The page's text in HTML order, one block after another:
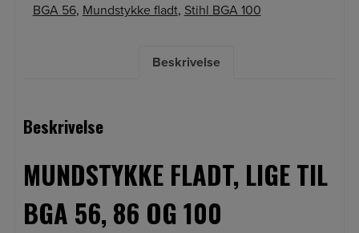
BGA 56, Mundstykke fladt, Stihl BGA 100
Beskrivelse
Beskrivelse
MUNDSTYKKE FLADT, LIGE TIL
BGA 56, 86 OG 100